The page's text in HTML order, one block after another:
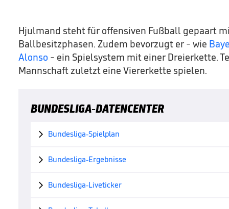
Hjulmand steht für offensiven Fußball gepaart
Ballbesitzphasen. Zudem bevorzugt er - wie
Alonso - ein Spielsystem mit einer Dreierkette.
Mannschaft zuletzt eine Viererkette spielen.
BUNDESLIGA-DATENCENTER
 Bundesliga-Spielplan
 Bundesliga-Ergebnisse
 Bundesliga-Liveticker